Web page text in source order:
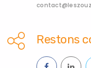
Restons